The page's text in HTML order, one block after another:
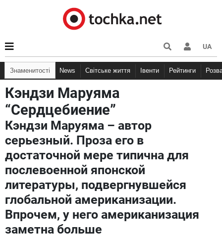
UA
Знаменитості News Світське життя Івенти Рейтинги
Кэндзи Маруяма
“Сердцебиение”
Кэндзи Маруяма – автор
серьезный. Проза его в
достаточной мере типична для
послевоенной японской
литературы, подвергнувшейся
глобальной американизации.
Впрочем, у него американизация
заметна больше